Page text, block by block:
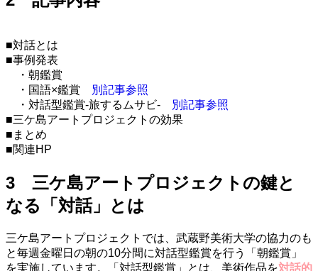
■対話とは
■事例発表
・朝鑑賞
・国語×鑑賞
別記事参照
・対話型鑑賞-旅するムサビ-
別記事参照
■三ケ島アートプロジェクトの効果
■まとめ
■関連HP
3 三ケ島アートプロジェクトの鍵と
なる「対話」とは
三ケ島アートプロジェクトでは、武蔵野美術大学の協力のも
と毎週金曜日の朝の10分間に対話型鑑賞を行う「朝鑑賞」
を実施しています。「対話型鑑賞」とは、美術作品を対話的